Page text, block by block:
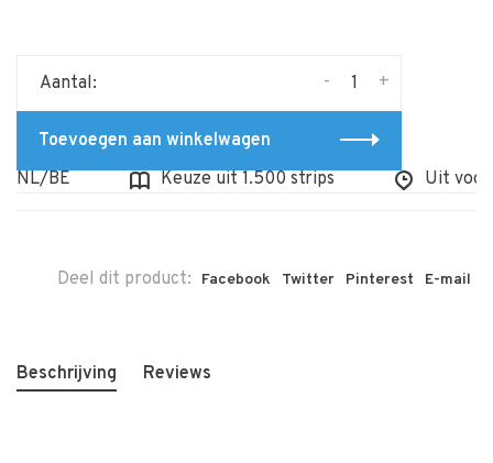
Aantal: +
-
Toevoegen aan winkelwagen
BE
Keuze uit 1.500 strips Uit
Deel dit product: Facebook Twitter Pinterest E-mail
Beschrijving Reviews